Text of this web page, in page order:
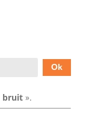
bruit ».